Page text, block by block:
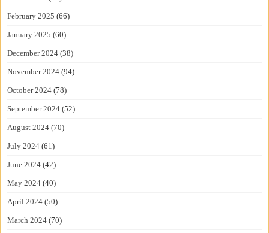
February 2025 (66)
January 2025 (60)
December 2024 (38)
November 2024 (94)
October 2024 (78)
September 2024 (52)
August 2024 (70)
July 2024 (61)
June 2024 (42)
May 2024 (40)
April 2024 (50)
March 2024 (70)